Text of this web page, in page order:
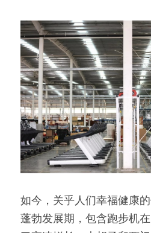
如今，关乎人们幸福健康
蓬勃发展期，包含跑步机